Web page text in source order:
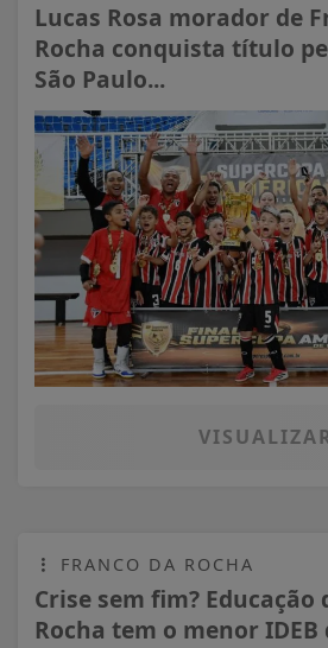
Lucas Rosa morador de
Rocha conquista título
São Paulo...
FRANCO DA ROCHA
Crise sem fim? Educação
Rocha tem o menor IDEB